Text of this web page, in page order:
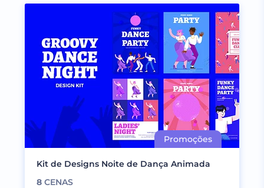
Kit de Designs Noite de Dança Animada
8 CENAS